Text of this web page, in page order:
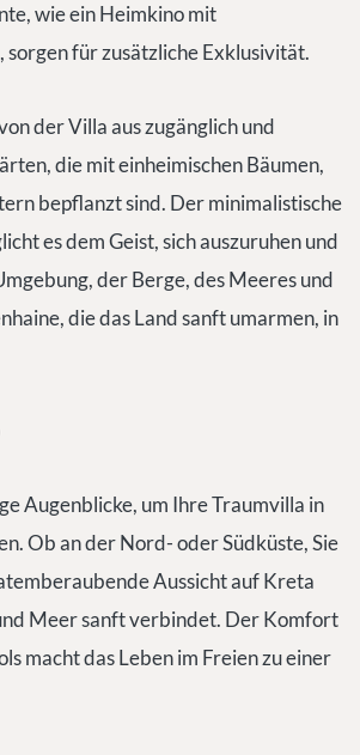
wie ein Heimkino mit
für zusätzliche Exklusivität.
der Villa aus zugänglich und
die mit einheimischen Bäumen,
bepflanzt sind. Der minimalistische
es dem Geist, sich auszuruhen und
der Berge, des Meeres und
die das Land sanft umarmen, in
Augenblicke, um Ihre Traumvilla in
Ob an der Nord- oder Südküste, Sie
Aussicht auf Kreta
Meer sanft verbindet. Der Komfort
macht das Leben im Freien zu einer